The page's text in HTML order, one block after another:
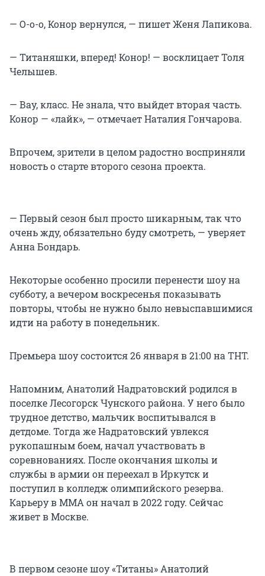
— О-о-о, Конор вернулся, — пишет Женя Лапикова.
— Титаняшки, вперед! Конор! — восклицает Толя
Челышев.
— Вау, класс. Не знала, что выйдет вторая часть.
Конор — «лайк», — отмечает Наталия Гончарова.
Впрочем, зрители в целом радостно восприняли
новость о старте второго сезона проекта.
— Первый сезон был просто шикарным, так что
очень жду, обязательно буду смотреть, — уверяет
Анна Бондарь.
Некоторые особенно просили перенести шоу на
субботу, а вечером воскресенья показывать
повторы, чтобы не нужно было невыспавшимися
идти на работу в понедельник.
Премьера шоу состоится 26 января в 21:00 на ТНТ.
Напомним, Анатолий Надратовский родился в
поселке Лесогорск Чунского района. У него было
трудное детство, мальчик воспитывался в
детдоме. Тогда же Надратовский увлекся
рукопашным боем, начал участвовать в
соревнованиях. После окончания школы и
службы в армии он переехал в Иркутск и
поступил в колледж олимпийского резерва.
Карьеру в ММА он начал в 2022 году. Сейчас
живет в Москве.
В первом сезоне шоу «Титаны» Анатолий